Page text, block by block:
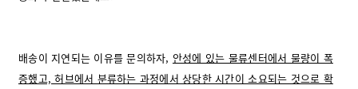
배송이 지연되는 이유를 문의하자, 안성에 있는 물류센터에서 물량이 폭
증했고, 허브에서 분류하는 과정에서 상당한 시간이 소요되는 것으로 확